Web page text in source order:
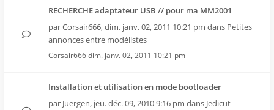
RECHERCHE adaptateur USB // pour ma MM2001
parCorsair666,dim. janv. 02, 2011 10:21 pm dans Petites
annonces entre modélistes
Corsair666dim. janv. 02, 2011 10:21 pm
Installation et utilisation en mode bootloader
par Juergen, jeu. déc. 09, 2010 9:16 pm dans Jedicut -